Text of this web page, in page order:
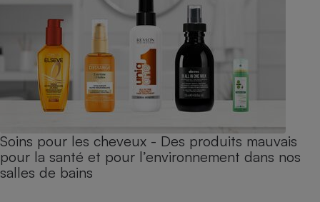
Soins pour les cheveux - Des produits mauvais
pour la santé et pour l’environnement dans nos
salles de bains